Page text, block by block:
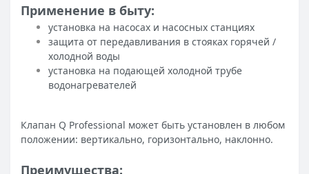
Применение в быту:
установка на насосах и насосных станциях
защита от передавливания в стояках горячей /
холодной воды
установка на подающей холодной трубе
водонагревателей
Клапан Q Professional может быть установлен в любом
положении: вертикально, горизонтально, наклонно.
Преимущества: